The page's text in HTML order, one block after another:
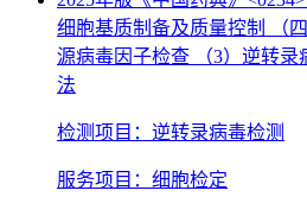
细胞基质制备及质量控制 （
源病毒因子检查 （3）逆转
法
检测项目：逆转录病毒检测
服务项目：细胞检定